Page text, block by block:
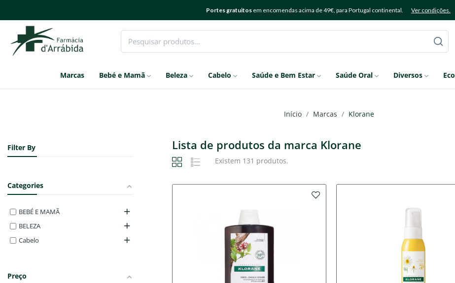
Portes gratuitos em encomendas acima de 49€, para Portugal continental. Ver condições.
Marcas Bebé e Mamã Beleza Cabelo Saúde e Bem Estar Saúde Oral Diversos Eco
Início Marcas Klorane
Filter By
Categories
BEBÉ E MAMÃ
BELEZA
Cabelo
Preço
Lista de produtos da marca Klorane
Existem 131 produtos.